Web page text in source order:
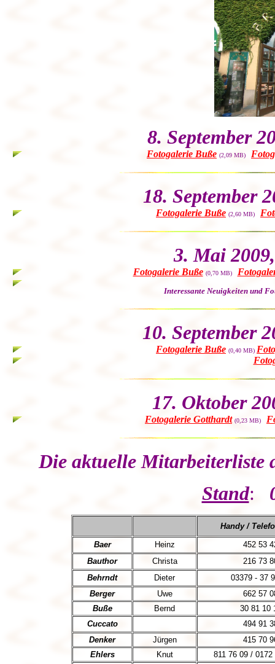
8. September
Fotogalerie Buße (2,09 MB)
18. September
Fotogalerie Buße (2,60 MB)
3. Mai
Fotogalerie Buße (0,70 MB)
Interessante Neuigkeiten und
10. September
Fotogalerie Buße (0,40 MB)
17. Oktober
Fotogalerie Gotthardt (0,23 MB)
Die aktuelle Mitarbeiterliste
Stand:
Handy /
Baer
Heinz
452 53
Bauthor
Christa
216 73
Behrndt
Dieter
03379 - 37
Berger
Uwe
662 57
Buße
Bernd
30 81 10
Cuccato
494 91
Denker
Jürgen
415 70
Ehlers
Knut
811 76 09 / 0172